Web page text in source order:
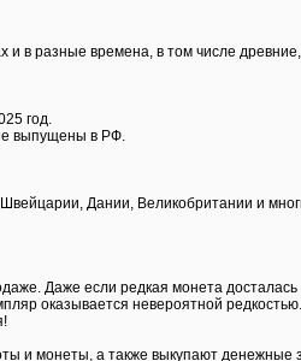
в разные времена, в том числе
год.
выпущены в РФ.
Дании, Великобритании и
Даже если редкая монета
оказывается невероятной
и монеты, а также выкупают денежные